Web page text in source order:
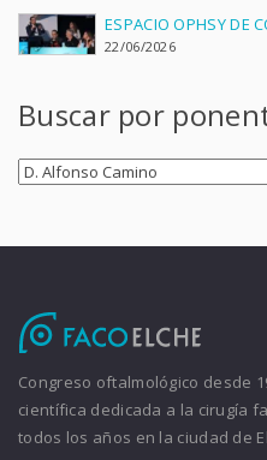
ESPACIO OPHSY DE
22/06/2026
Buscar por
Congreso oftalmológico desde
científica dedicada a la cirugía
todos los años en la ciudad de